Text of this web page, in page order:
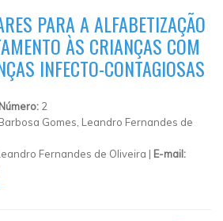
PARA A ALFABETIZAÇÃO
ÀS CRIANÇAS COM
INFECTO-CONTAGIOSAS
Número: 2
Gomes, Leandro Fernandes de
Fernandes de Oliveira | E-mail: